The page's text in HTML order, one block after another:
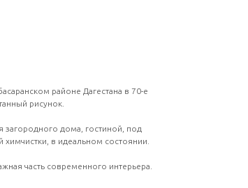
районе Дагестана в 70-е
рисунок.
загородного дома, гостиной, под
в идеальном состоянии.
часть современного интерьера.